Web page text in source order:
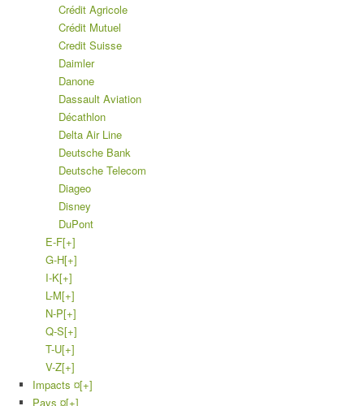
Crédit Agricole
Crédit Mutuel
Credit Suisse
Daimler
Danone
Dassault Aviation
Décathlon
Delta Air Line
Deutsche Bank
Deutsche Telecom
Diageo
Disney
DuPont
E-F[+]
G-H[+]
I-K[+]
L-M[+]
N-P[+]
Q-S[+]
T-U[+]
V-Z[+]
Impacts ¤[+]
Pays ¤[+]